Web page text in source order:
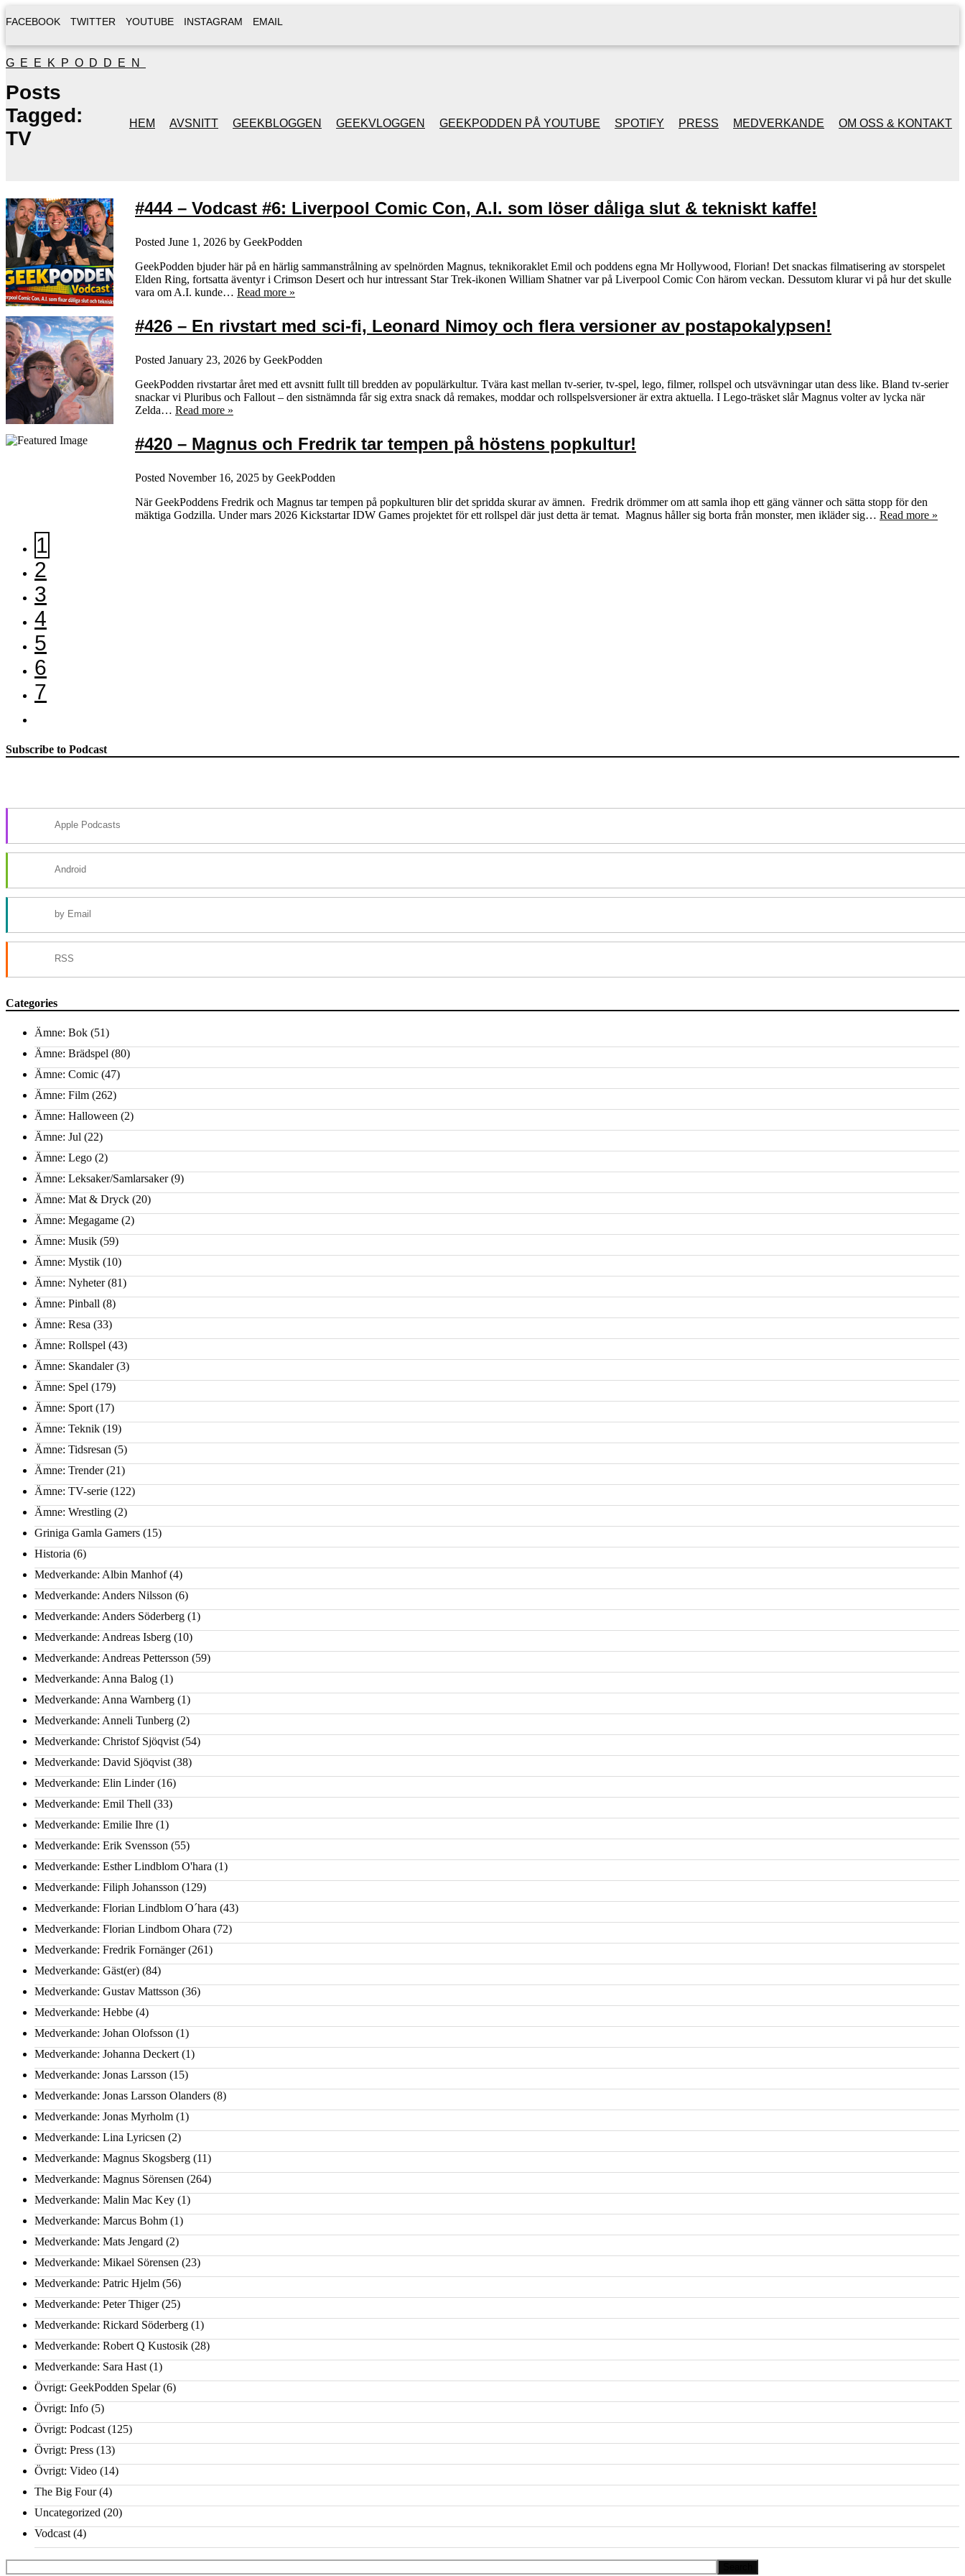
FACEBOOK TWITTER YOUTUBE INSTAGRAM EMAIL
GEEKPODDEN
HEM AVSNITT GEEKBLOGGEN GEEKVLOGGEN GEEKPODDEN PÅ YOUTUBE
GAMING MED MICKE
GEEKPODDENS
SPOTIFY PRESS MEDVERKANDE OM OSS & KONTAKT
Posts
Tagged:
TV
#444 – Vodcast #6: Liverpool Comic Con, A.I. som löser dåliga slut & tekniskt kaffe!
Posted June 1, 2026 by GeekPodden
GeekPodden bjuder här på en härlig sammanstrålning av spelnörden Magnus, teknikoraklet Emil och poddens egna Mr Hollywood, Florian! Det snackas filmatisering av storspelet
Elden Ring, fortsatta äventyr i Crimson Desert och hur intressant Star Trek-ikonen William Shatner var på Liverpool Comic Con härom veckan. Dessutom klurar vi på hur det skulle
vara om A.I. kunde… Read more »
#426 – En rivstart med sci-fi, Leonard Nimoy och flera versioner av postapokalypsen!
Posted January 23, 2026 by GeekPodden
GeekPodden rivstartar året med ett avsnitt fullt till bredden av populärkultur. Tvära kast mellan tv-serier, tv-spel, lego, filmer, rollspel och utsvävningar utan dess like. Bland tv-serier
snackar vi Pluribus och Fallout – den sistnämnda får sig extra snack då remakes, moddar och rollspelsversioner är extra aktuella. I Lego-träsket slår Magnus volter av lycka när
Zelda… Read more »
#420 – Magnus och Fredrik tar tempen på höstens popkultur!
Posted November 16, 2025 by GeekPodden
När GeekPoddens Fredrik och Magnus tar tempen på popkulturen blir det spridda skurar av ämnen. Fredrik drömmer om att samla ihop ett gäng vänner och sätta stopp för den
mäktiga Godzilla. Under mars 2026 Kickstartar IDW Games projektet för ett rollspel där just detta är temat. Magnus håller sig borta från monster, men ikläder sig… Read more »
1
2
3
4
5
6
7
Subscribe to Podcast
Apple Podcasts
Android
by Email
RSS
Categories
Ämne: Bok (51)
Ämne: Brädspel (80)
Ämne: Comic (47)
Ämne: Film (262)
Ämne: Halloween (2)
Ämne: Jul (22)
Ämne: Lego (2)
Ämne: Leksaker/Samlarsaker(9)
Ämne: Mat & Dryck (20)
Ämne: Megagame (2)
Ämne: Musik (59)
Ämne: Mystik (10)
Ämne: Nyheter(81)
Ämne: Pinball (8)
Ämne: Resa (33)
Ämne: Rollspel (43)
Ämne: Skandaler(3)
Ämne: Spel (179)
Ämne: Sport (17)
Ämne: Teknik (19)
Ämne: Tidsresan (5)
Ämne: Trender(21)
Ämne: TV-serie (122)
Ämne: Wrestling (2)
Griniga Gamla Gamers (15)
Historia (6)
Medverkande: Albin Manhof(4)
Medverkande: Anders Nilsson (6)
Medverkande: Anders Söderberg (1)
Medverkande: Andreas Isberg (10)
Medverkande: Andreas Pettersson (59)
Medverkande: Anna Balog (1)
Medverkande: Anna Warnberg (1)
Medverkande: Anneli Tunberg (2)
Medverkande: Christof Sjöqvist (54)
Medverkande: David Sjöqvist (38)
Medverkande: Elin Linder(16)
Medverkande: Emil Thell (33)
Medverkande: Emilie Ihre (1)
Medverkande: Erik Svensson (55)
Medverkande: Esther Lindblom O'hara (1)
Medverkande: Filiph Johansson (129)
Medverkande: Florian Lindblom O´hara (43)
Medverkande: Florian Lindbom Ohara (72)
Medverkande: Fredrik Fornänger(261)
Medverkande: Gäst(er) (84)
Medverkande: Gustav Mattsson (36)
Medverkande: Hebbe (4)
Medverkande: Johan Olofsson (1)
Medverkande: Johanna Deckert (1)
Medverkande: Jonas Larsson (15)
Medverkande: Jonas Larsson Olanders (8)
Medverkande: Jonas Myrholm (1)
Medverkande: Lina Lyricsen (2)
Medverkande: Magnus Skogsberg (11)
Medverkande: Magnus Sörensen (264)
Medverkande: Malin Mac Key (1)
Medverkande: Marcus Bohm (1)
Medverkande: Mats Jengard (2)
Medverkande: Mikael Sörensen (23)
Medverkande: Patric Hjelm (56)
Medverkande: Peter Thiger(25)
Medverkande: Rickard Söderberg (1)
Medverkande: Robert Q Kustosik (28)
Medverkande: Sara Hast (1)
Övrigt: GeekPodden Spelar(6)
Övrigt: Info (5)
Övrigt: Podcast (125)
Övrigt: Press (13)
Övrigt: Video (14)
The Big Four(4)
Uncategorized (20)
Vodcast (4)